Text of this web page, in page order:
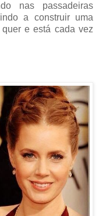
nas passadeiras
a construir uma
e está cada vez